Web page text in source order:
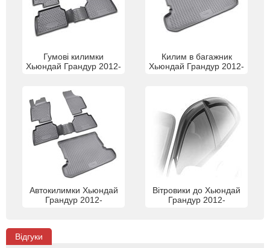
Гумові килимки
Хьюндай Грандур 2012-
Килим в багажник
Хьюндай Грандур 2012-
Автокилимки Хьюндай
Грандур 2012-
Вітровики до Хьюндай
Грандур 2012-
Відгуки